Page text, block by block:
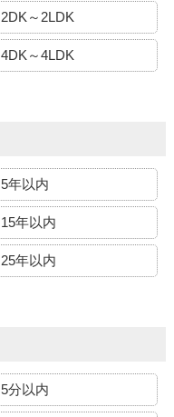
2DK～2LDK
4DK～4LDK
5年以内
15年以内
25年以内
5分以内